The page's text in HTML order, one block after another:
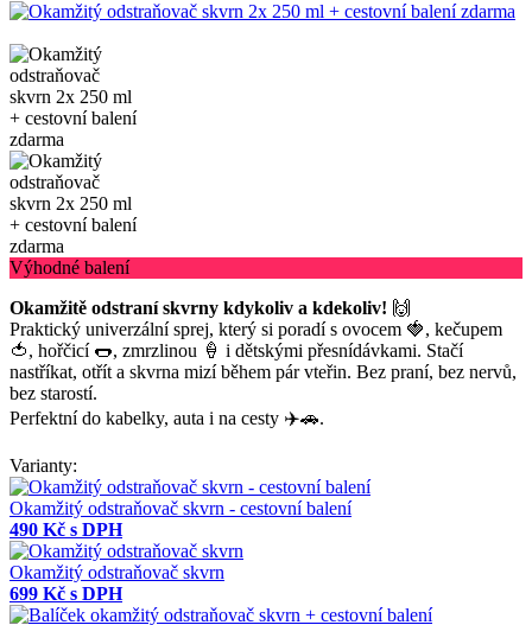
Výhodné balení
Okamžitě odstraní skvrny kdykoliv a kdekoliv! 🙌
Praktický univerzální sprej, který si poradí s ovocem 🍓, kečupem
🍅, hořčicí 🌭, zmrzlinou 🍦 i dětskými přesnídávkami. Stačí
nastříkat, otřít a skvrna mizí během pár vteřin. Bez praní, bez nervů,
bez starostí.
Perfektní do kabelky, auta i na cesty ✈️🚗.
Varianty:
Okamžitý odstraňovač skvrn - cestovní balení
490 Kč s DPH
Okamžitý odstraňovač skvrn
699 Kč s DPH